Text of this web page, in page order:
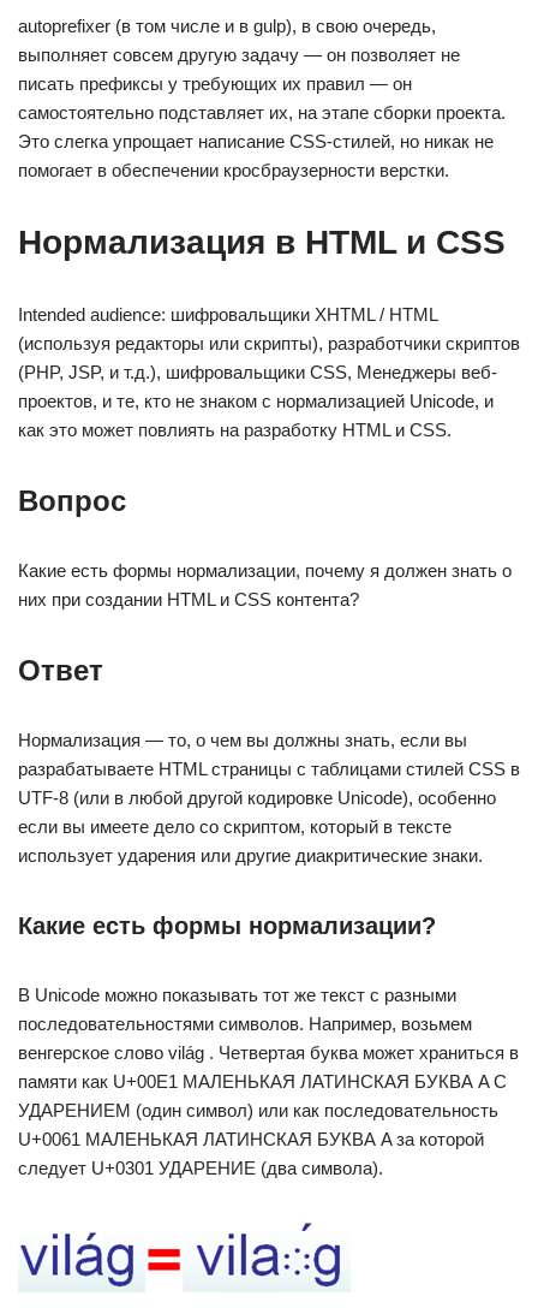
autoprefixer (в том числе и в gulp), в свою очередь,
выполняет совсем другую задачу — он позволяет не
писать префиксы у требующих их правил — он
самостоятельно подставляет их, на этапе сборки проекта.
Это слегка упрощает написание CSS-стилей, но никак не
помогает в обеспечении кросбраузерности верстки.
Нормализация в HTML и CSS
Intended audience: шифровальщики XHTML / HTML
(используя редакторы или скрипты), разработчики скриптов
(PHP, JSP, и т.д.), шифровальщики CSS, Менеджеры веб-
проектов, и те, кто не знаком с нормализацией Unicode, и
как это может повлиять на разработку HTML и CSS.
Вопрос
Какие есть формы нормализации, почему я должен знать о
них при создании HTML и CSS контента?
Ответ
Нормализация — то, о чем вы должны знать, если вы
разрабатываете HTML страницы с таблицами стилей CSS в
UTF-8 (или в любой другой кодировке Unicode), особенно
если вы имеете дело со скриптом, который в тексте
использует ударения или другие диакритические знаки.
Какие есть формы нормализации?
В Unicode можно показывать тот же текст с разными
последовательностями символов. Например, возьмем
венгерское слово világ . Четвертая буква может храниться в
памяти как U+00E1 МАЛЕНЬКАЯ ЛАТИНСКАЯ БУКВА A С
УДАРЕНИЕМ (один символ) или как последовательность
U+0061 МАЛЕНЬКАЯ ЛАТИНСКАЯ БУКВА A за которой
следует U+0301 УДАРЕНИЕ (два символа).